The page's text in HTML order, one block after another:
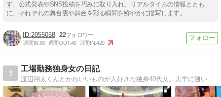
す。公式発表やSNS投稿を巧みに取り入れ、リアルタイムの情報ととも
に、それぞれの舞台裏や舞台を彩る瞬間を鮮やかに描写します。
2055058 22
週間IN:80 週間OUT:40 月間IN:420
9
工場勤務独身女の日記